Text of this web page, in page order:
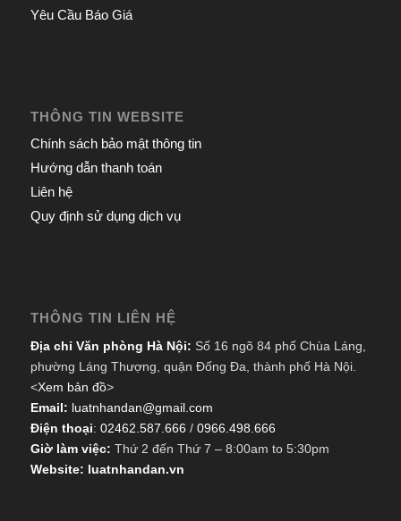
Yêu Cầu Báo Giá
THÔNG TIN WEBSITE
Chính sách bảo mật thông tin
Hướng dẫn thanh toán
Liên hệ
Quy định sử dụng dịch vụ
THÔNG TIN LIÊN HỆ
Địa chỉ Văn phòng Hà Nội: Số 16 ngõ 84 phố Chùa Láng,
phường Láng Thượng, quận Đống Đa, thành phố Hà Nội.
<Xem bản đồ>
Email: luatnhandan@gmail.com
Điện thoại: 02462.587.666 / 0966.498.666
Giờ làm việc: Thứ 2 đến Thứ 7 – 8:00am to 5:30pm
Website: luatnhandan.vn